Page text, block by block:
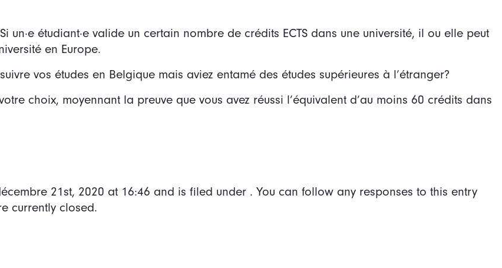
un·e étudiant·e valide un certain nombre de crédits ECTS dans une université, il ou elle peut
en Europe.
vos études en Belgique mais aviez entamé des études supérieures à l’étranger?
choix, moyennant la preuve que vous avez réussi l’équivalent d’au moins 60 crédits dans
21st, 2020 at 16:46 and is filed under . You can follow any responses to this entry
currently closed.